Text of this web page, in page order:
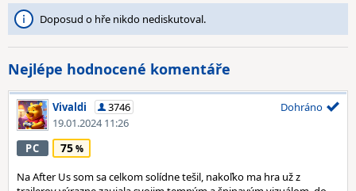
Doposud o hře nikdo nediskutoval.
Nejlépe hodnocené komentáře
Vivaldi
3746
19.01.2024 11:26
Dohráno
PC 75
Na After Us som sa celkom solídne tešil, nakoľko ma hra už z